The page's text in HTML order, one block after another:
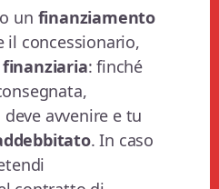
un finanziamento
il concessionario,
finanziaria: finché
deve avvenire e tu
. In caso